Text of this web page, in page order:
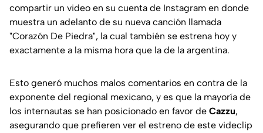
compartir un video en su cuenta de Instagram en donde
muestra un adelanto de su nueva canción llamada
"Corazón De Piedra", la cual también se estrena hoy y
exactamente a la misma hora que la de la argentina.
Esto generó muchos malos comentarios en contra de la
exponente del regional mexicano, y es que la mayoría de
los internautas se han posicionado en favor de Cazzu,
asegurando que prefieren ver el estreno de este videclip